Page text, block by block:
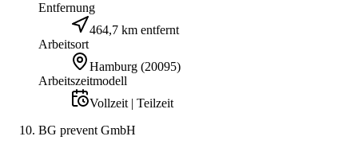
Entfernung
464,7 km entfernt
Arbeitsort
Hamburg (20095)
Arbeitszeitmodell
Vollzeit | Teilzeit
BG prevent GmbH